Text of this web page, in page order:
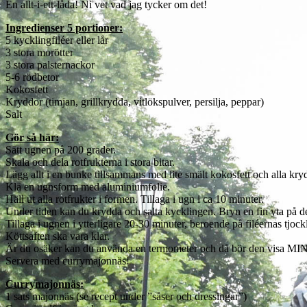
En allt-i-ett-låda! Ni vet vad jag tycker om det!
Ingredienser 5 portioner:
5 kycklingfiléer eller lår
3 stora morötter
3 stora palsternackor
5-6 rödbetor
Kokosfett
Kryddor (timjan, grillkrydda, vitlökspulver, persilja, peppar)
Salt
Gör så här:
Sätt ugnen på 200 grader.
Skala och dela rotfrukterna i stora bitar.
Lägg allt i en bunke tillsammans med lite smält kokosfett och alla
Klä en ugnsform med aluminiumfolie.
Häll ut alla rotfrukter i formen. Tillaga i ugn i ca 10 minuter.
Under tiden kan du krydda och salta kycklingen. Bryn en fin yta på
Tillaga i ugnen i ytterligare 20-30 minuter, beroende på filéernas
Köttsaften ska vara klar.
Är du osäker kan du använda en termometer och då bör den visa
Servera med currymajonnäs!
Currymajonnäs:
1 sats majonnäs (se recept under ”såser och dressingar”)